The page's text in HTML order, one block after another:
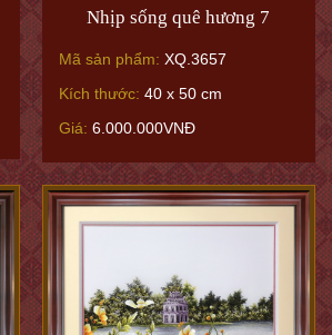
Nhịp sống quê hương 7
Mã sản phẩm: XQ.3657
Kích thước: 40 x 50 cm
Giá: 6.000.000VNĐ